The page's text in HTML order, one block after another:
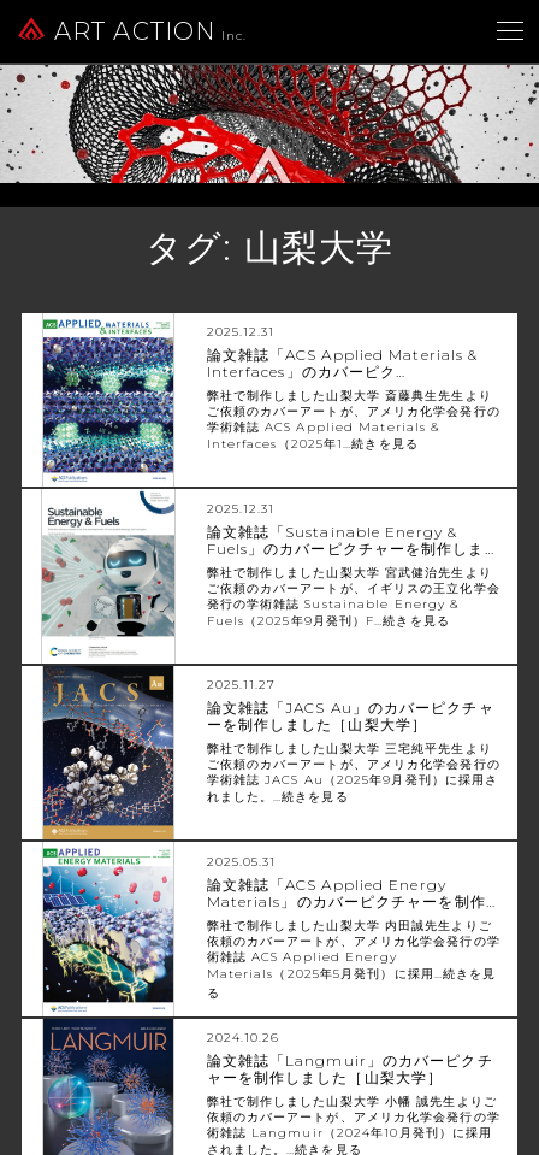
ART ACTION Inc.
タグ: 山梨大学
2025.12.31
論文雑誌「ACS Applied Materials &
Interfaces」のカバーピク…
弊社で制作しました山梨大学 斎藤典生先生より
ご依頼のカバーアートが、アメリカ化学会発行の
学術雑誌 ACS Applied Materials &
Interfaces（2025年1…続きを見る
2025.12.31
論文雑誌「Sustainable Energy &
Fuels」のカバーピクチャーを制作しま…
弊社で制作しました山梨大学 宮武健治先生より
ご依頼のカバーアートが、イギリスの王立化学会
発行の学術雑誌 Sustainable Energy &
Fuels（2025年9月発刊）F…続きを見る
2025.11.27
論文雑誌「JACS Au」のカバーピクチャ
ーを制作しました［山梨大学］
弊社で制作しました山梨大学 三宅純平先生より
ご依頼のカバーアートが、アメリカ化学会発行の
学術雑誌 JACS Au（2025年9月発刊）に採用さ
れました。…続きを見る
2025.05.31
論文雑誌「ACS Applied Energy
Materials」のカバーピクチャーを制作…
弊社で制作しました山梨大学 内田誠先生よりご
依頼のカバーアートが、アメリカ化学会発行の学
術雑誌 ACS Applied Energy
Materials（2025年5月発刊）に採用…続きを見
る
2024.10.26
論文雑誌「Langmuir」のカバーピクチ
ャーを制作しました［山梨大学］
弊社で制作しました山梨大学 小幡 誠先生よりご
依頼のカバーアートが、アメリカ化学会発行の学
術雑誌 Langmuir（2024年10月発刊）に採用
されました。…続きを見る